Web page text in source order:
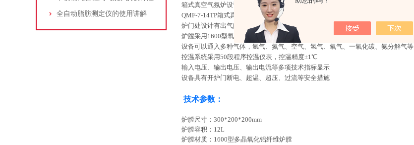
全自动脂肪测定仪的使用讲解
箱式真空气氛炉设计有水冷炉门，放置高温密封圈老化
QMF-7-14TP箱式真空气氛炉设计有多路进气口、出气口；配合流量计方便多路进气
炉门处设计有出气阀，方便出气
炉膛采用1600型氧化铝多晶纤维材料
设备可以通入多种气体，氩气、氮气、空气、氢气、氧气、一氧化碳、氨分解气等
控温系统采用50段程序控温仪表，控温精度±1℃
输入电压、输出电压、输出电流等多项技术指标显示
设备具有开炉门断电、超温、超压、过流等安全措施
技术参数：
炉膛尺寸： 300*200*200mm
炉膛容积： 12L
炉膛材质： 1600型多晶氧化铝纤维炉膛